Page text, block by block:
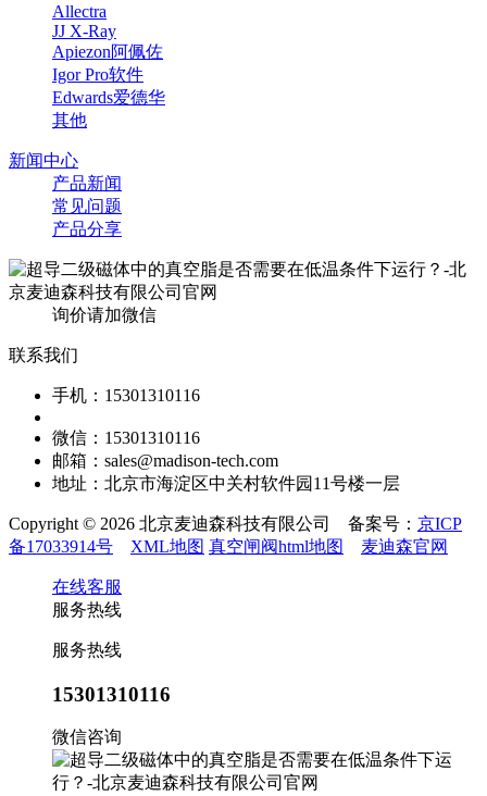
Allectra
JJ X-Ray
Apiezon阿佩佐
Igor Pro软件
Edwards爱德华
其他
新闻中心
产品新闻
常见问题
产品分享
询价请加微信
联系我们
手机：15301310116
微信：15301310116
邮箱：sales@madison-tech.com
地址：北京市海淀区中关村软件园11号楼一层
Copyright © 2026 北京麦迪森科技有限公司 备案号： 京ICP
备17033914号
XML地图 真空闸阀html地图 麦迪森官网
在线客服
服务热线
服务热线
15301310116
微信咨询